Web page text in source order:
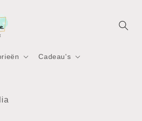
Cadeau's